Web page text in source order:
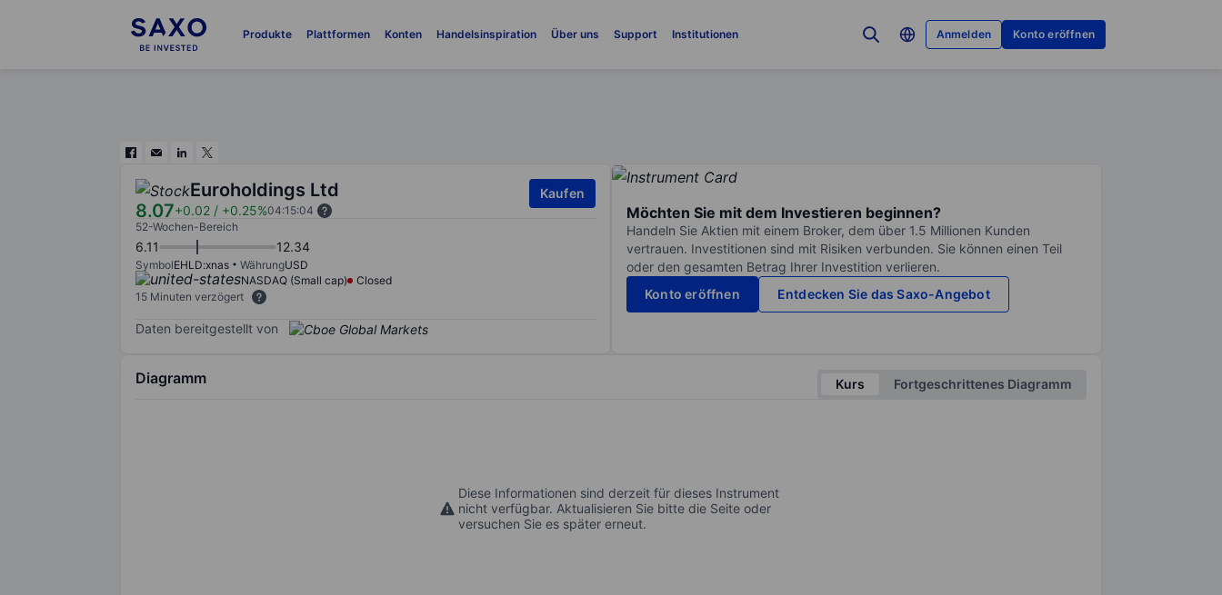
Produkte Plattformen Konten Handelsinspiration Über uns Support Institutionen Anmelden Konto eröffnen
Euroholdings Ltd
8.07+0.02 / +0.25%04:15:04
Kaufen
52-Wochen-Bereich
6.11 12.34
SymbolEHLD:xnas WährungUSD
NASDAQ (Small cap)
Closed
15 Minuten verzögert
Daten bereitgestellt von
Möchten Sie mit dem Investieren beginnen?
Handeln Sie Aktien mit einem Broker, dem über 1.5 Millionen Kunden
vertrauen. Investitionen sind mit Risiken verbunden. Sie können einen Teil
oder den gesamten Betrag Ihrer Investition verlieren.
Konto eröffnen
Entdecken Sie das Saxo-Angebot
Diagramm Kurs Fortgeschrittenes Diagramm
Diese Informationen sind derzeit für dieses Instrument
nicht verfügbar. Aktualisieren Sie bitte die Seite oder
versuchen Sie es später erneut.